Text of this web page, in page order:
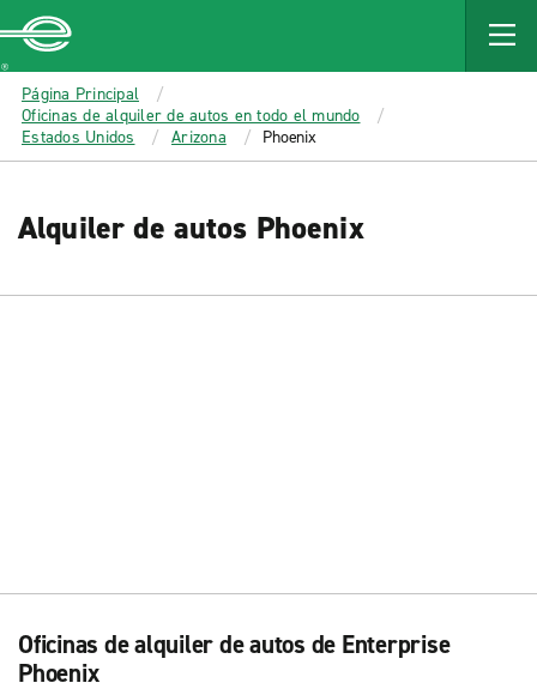
MAIN
CONTENT
Enterprise
Página Principal
Oficinas de alquiler de autos en todo el mundo
Estados Unidos
Arizona Phoenix
Alquiler de autos Phoenix
Oficinas de alquiler de autos de Enterprise
Phoenix